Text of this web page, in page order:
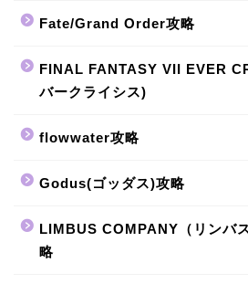
Fate/Grand Order攻略
FINAL FANTASY VII EVER
バークライシス)
flowwater攻略
Godus(ゴッダス)攻略
LIMBUS COMPANY（リンバ
略